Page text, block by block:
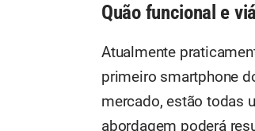
Quão funcional e
Atualmente
primeiro smartphone
mercado, estão todas
abordagem poderá